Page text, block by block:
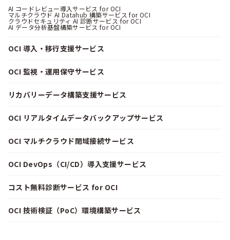
AI コードレビュー導入サービス for OCI
マルチクラウド AI Datahub 構築サービス for OCI
クラウドセキュリティ AI 診断サービス for OCI
AI データ分析基盤構築サービス for OCI
OCI 導入・移行支援サービス
OCI 監視・運用保守サービス
リカバリーデータ構築支援サービス
OCI リアルタイムデータバックアップサービス
OCI マルチクラウド閉域接続サービス
OCI DevOps（CI/CD）導入支援サービス
コスト無料診断サービス for OCI
OCI 技術検証（PoC）環境構築サービス